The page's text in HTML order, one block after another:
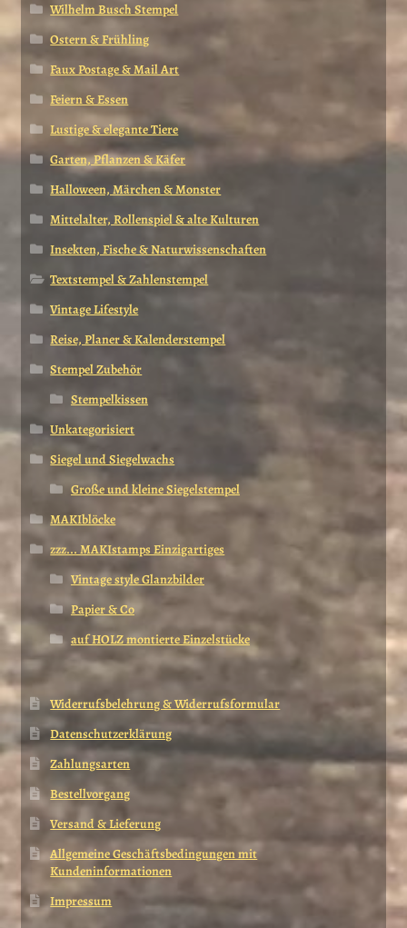
Wilhelm Busch Stempel
Ostern & Frühling
Faux Postage & Mail Art
Feiern & Essen
Lustige & elegante Tiere
Garten, Pflanzen & Käfer
Halloween, Märchen & Monster
Mittelalter, Rollenspiel & alte Kulturen
Insekten, Fische & Naturwissenschaften
Textstempel & Zahlenstempel
Vintage Lifestyle
Reise, Planer & Kalenderstempel
Stempel Zubehör
Stempelkissen
Unkategorisiert
Siegel und Siegelwachs
Große und kleine Siegelstempel
MAKIblöcke
zzz... MAKIstamps Einzigartiges
Vintage style Glanzbilder
Papier & Co
auf HOLZ montierte Einzelstücke
Widerrufsbelehrung & Widerrufsformular
Datenschutzerklärung
Zahlungsarten
Bestellvorgang
Versand & Lieferung
Allgemeine Geschäftsbedingungen mit
Kundeninformationen
Impressum